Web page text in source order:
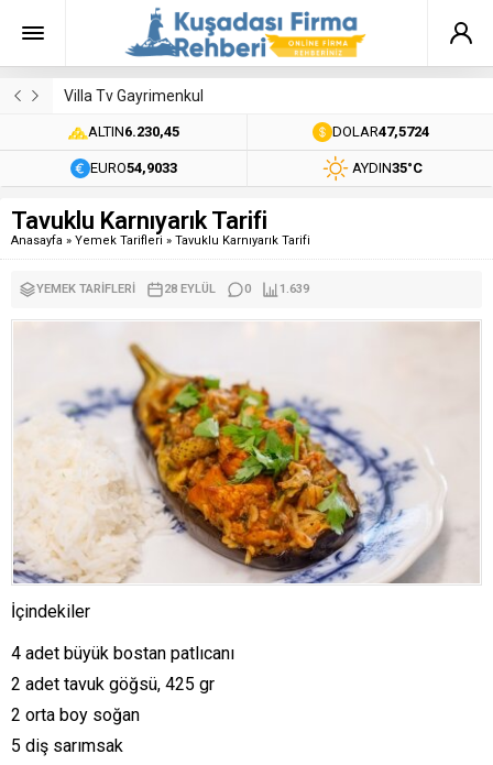
Villa Tv Gayrimenkul
ALTIN6.230,45 DOLAR47,5724
EURO54,9033 AYDIN35°C
Tavuklu Karnıyarık Tarifi
Anasayfa » Yemek Tarifleri » Tavuklu Karnıyarık Tarifi
YEMEK TARIFLERI 28 EYLÜL 0 1.639
İçindekiler
4 adet büyük bostan patlıcanı
2 adet tavuk göğsü, 425 gr
2 orta boy soğan
5 diş sarımsak